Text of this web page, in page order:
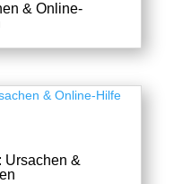
& Online-
Ursachen &